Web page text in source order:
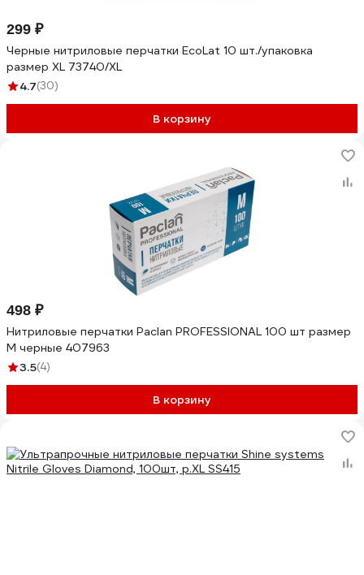
299 ₽
Черные нитриловые перчатки EcoLat 10 шт./упаковка
размер XL 73740/XL
4.7(30)
В корзину
498 ₽
Нитриловые перчатки Paclan PROFESSIONAL 100 шт размер
M черные 407963
3.5(4)
В корзину